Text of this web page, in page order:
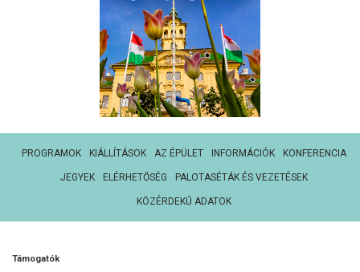
PROGRAMOK KIÁLLÍTÁSOK AZ ÉPÜLET INFORMÁCIÓK KONFERENCIA
JEGYEK ELÉRHETŐSÉG PALOTASÉTÁK ÉS VEZETÉSEK
KÖZÉRDEKŰ ADATOK
Támogatók